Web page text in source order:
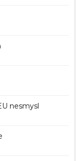
nesmysl